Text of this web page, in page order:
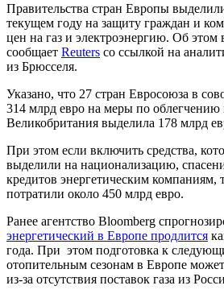
Правительства стран Европы
текущем году на защиту граждан и
цен на газ и электроэнергию. Об этом
сообщает Reuters со ссылкой на
из Брюсселя.
Указано, что 27 стран Евросоюза в
314 млрд евро на меры по облегчению
Великобритания выделила 178 млрд
При этом если включить средства,
выделили на национализацию,
кредитов энергетическим компаниям,
потратили около 450 млрд евро.
Ранее агентство Bloomberg
энергетический в Европе продлится
года. При этом подготовка к
отопительным сезонам в Европе
из-за отсутствия поставок газа из